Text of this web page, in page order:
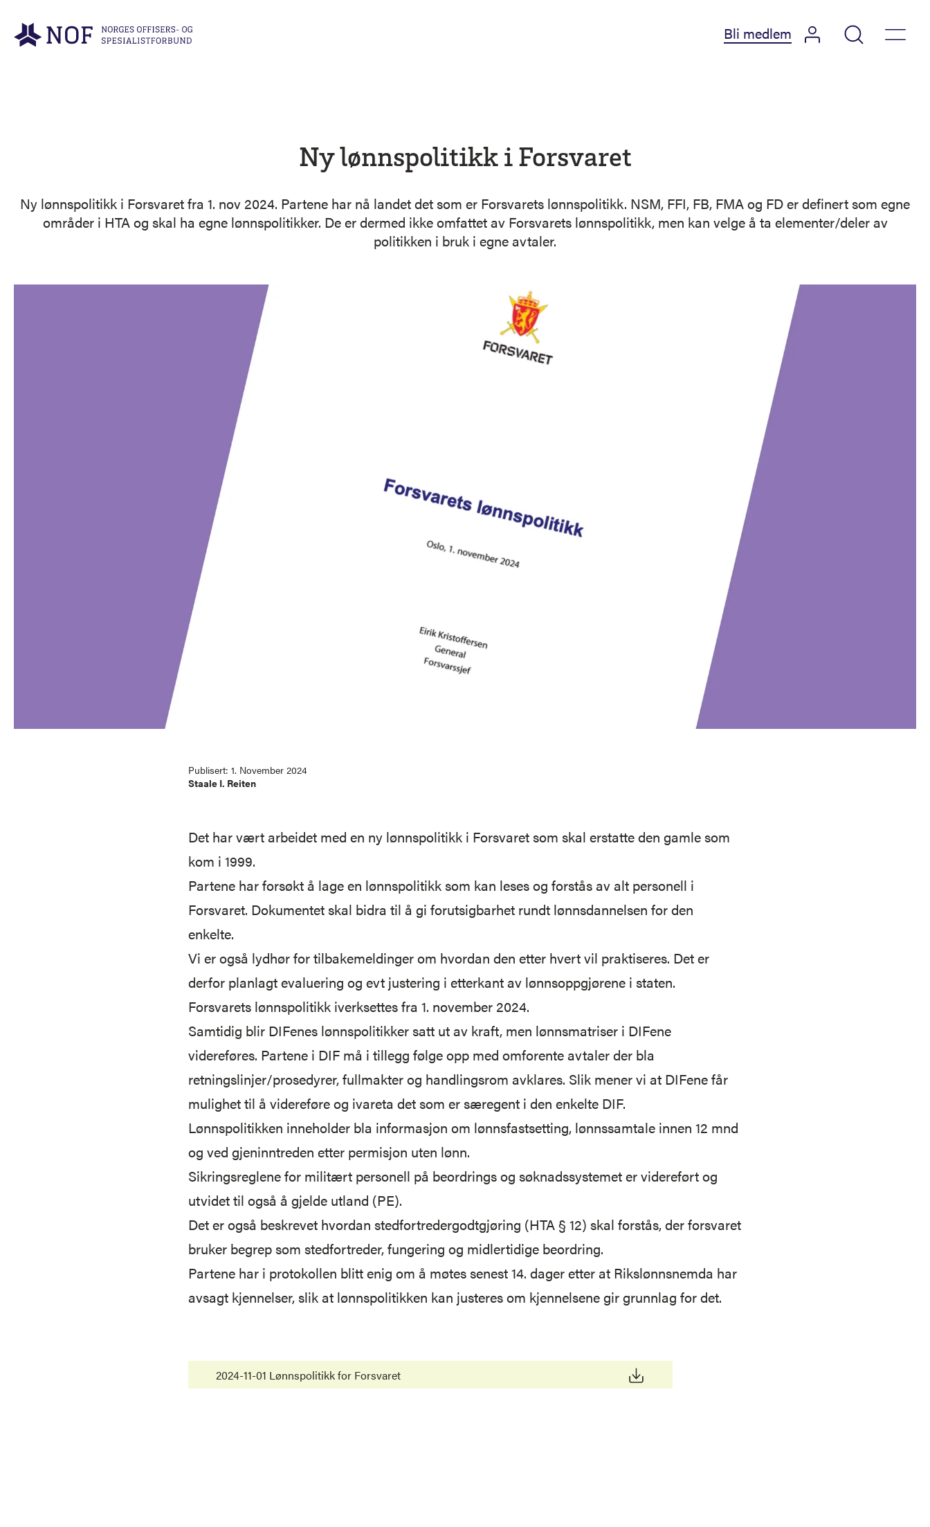
Gå til forsiden Bli medlem
Ny lønnspolitikk i Forsvaret
Ny lønnspolitikk i Forsvaret fra 1. nov 2024. Partene har nå landet det som er Forsvarets lønnspolitikk. NSM, FFI, FB, FMA og FD er definert som egne
områder i HTA og skal ha egne lønnspolitikker. De er dermed ikke omfattet av Forsvarets lønnspolitikk, men kan velge å ta elementer/deler av
politikken i bruk i egne avtaler.
Publisert: 1. November 2024
Staale I. Reiten
Det har vært arbeidet med en ny lønnspolitikk i Forsvaret som skal erstatte den gamle som
kom i 1999.
Partene har forsøkt å lage en lønnspolitikk som kan leses og forstås av alt personell i
Forsvaret. Dokumentet skal bidra til å gi forutsigbarhet rundt lønnsdannelsen for den
enkelte.
Vi er også lydhør for tilbakemeldinger om hvordan den etter hvert vil praktiseres. Det er
derfor planlagt evaluering og evt justering i etterkant av lønnsoppgjørene i staten.
Forsvarets lønnspolitikk iverksettes fra 1. november 2024.
Samtidig blir DIFenes lønnspolitikker satt ut av kraft, men lønnsmatriser i DIFene
videreføres. Partene i DIF må i tillegg følge opp med omforente avtaler der bla
retningslinjer/prosedyrer, fullmakter og handlingsrom avklares. Slik mener vi at DIFene får
mulighet til å videreføre og ivareta det som er særegent i den enkelte DIF.
Lønnspolitikken inneholder bla informasjon om lønnsfastsetting, lønnssamtale innen 12 mnd
og ved gjeninntreden etter permisjon uten lønn.
Sikringsreglene for militært personell på beordrings og søknadssystemet er videreført og
utvidet til også å gjelde utland (PE).
Det er også beskrevet hvordan stedfortredergodtgjøring (HTA § 12) skal forstås, der forsvaret
bruker begrep som stedfortreder, fungering og midlertidige beordring.
Partene har i protokollen blitt enig om å møtes senest 14. dager etter at Rikslønnsnemda har
avsagt kjennelser, slik at lønnspolitikken kan justeres om kjennelsene gir grunnlag for det.
2024-11-01 Lønnspolitikk for Forsvaret